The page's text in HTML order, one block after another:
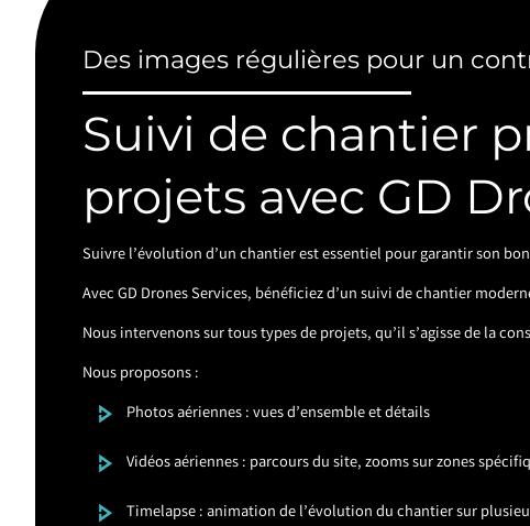
Des images régulières pour un
Suivi de chantier
projets avec GD
Suivre l’évolution d’un chantier est essentiel pour garantir son
Avec GD Drones Services, bénéficiez d’un suivi de chantier
Nous intervenons sur tous types de projets, qu’il s’agisse de la
Nous proposons :
Photos aériennes : vues d’ensemble et détails
Vidéos aériennes : parcours du site, zooms sur zones
Timelapse : animation de l’évolution du chantier sur